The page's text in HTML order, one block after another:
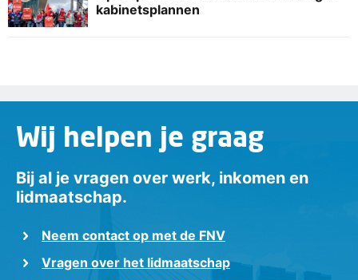
kabinetsplannen
Wij helpen je graag
Bij al je vragen over werk, inkomen en
lidmaatschap.
Neem contact op met de FNV
Vragen over het lidmaatschap